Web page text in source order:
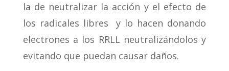
la de neutralizar la acción y el efecto de
los radicales libres
y lo hacen donando
electrones a los RRLL neutralizándolos y
evitando que puedan causar daños.